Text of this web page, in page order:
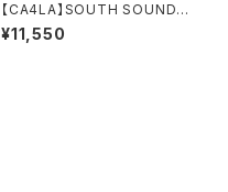
【CA4LA】SOUTH SOUNDS8
¥11,550